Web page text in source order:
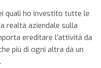
quali ho investito tutte le
realtà aziendale sulla
ereditare l’attività da
più di ogni altra dà un